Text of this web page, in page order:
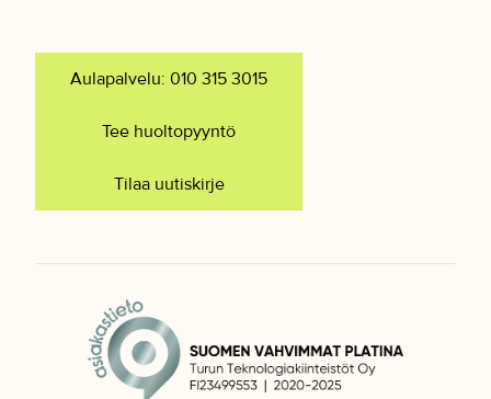
Aulapalvelu: 010 315 3015
Tee huoltopyyntö
Tilaa uutiskirje